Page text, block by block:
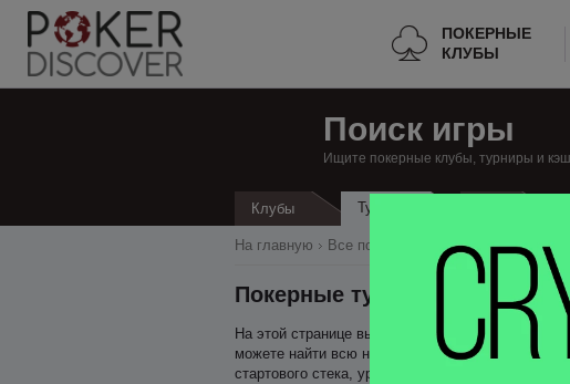
ПОКЕРНЫЕ
КЛУБЫ
Поиск игры
Ищите покерные клубы, турниры и кэш
Клубы Турниры
На главную Все покерные клубы Канада
Покерные турниры в Лэнгли
На этой странице вы можете найти все
можете найти всю необходимую информацию о
стартового стека, уровень блайндов, период